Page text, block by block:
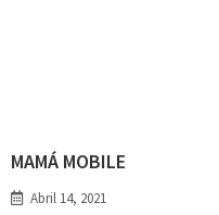
MAMÁ MOBILE
Abril 14, 2021